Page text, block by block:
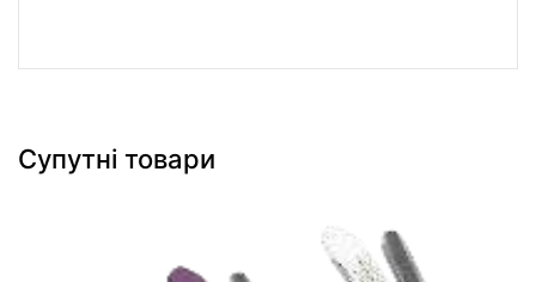
Супутні товари